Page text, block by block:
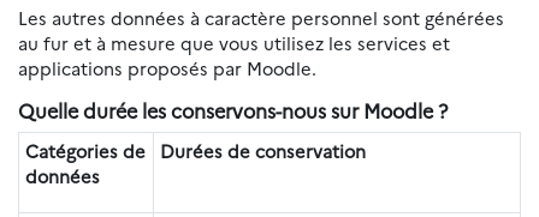
Les autres données à caractère personnel sont générées
au fur et à mesure que vous utilisez les services et
applications proposés par Moodle.
Quelle durée les conservons-nous sur Moodle ?
Catégories de
données
Durées de conservation